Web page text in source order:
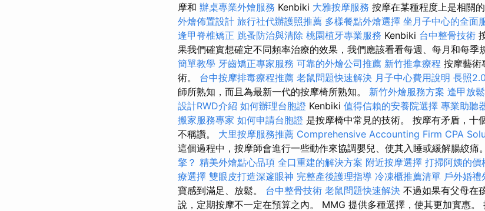
摩和 辦桌專業外燴服務 Kenbiki 大雅按摩服務 按摩在某種程度上是相關的
外燴佈置設計 旅行社代辦護照推薦 多樣餐點外燴選擇 坐月子中心的全面
逢甲脊椎矯正 跳蚤防治與清除 桃園植牙專業服務 Kenbiki 台中整骨技術
果我們確實想確定不同頻率治療的效果，我們應該看看每週、每月和每季
簡單教學 牙齒矯正專家服務 可靠的外燴公司推薦 新竹推拿療程 按摩藝術
術。 台中按摩排毒療程推薦 老鼠問題快速解決 月子中心費用說明 長照
師所熟知，而且為最新一代的按摩椅所熟知。 新竹外燴服務方案 逢甲放
設計RWD介紹 如何辦理台胞證 Kenbiki 值得信賴的安養院選擇 專業助聽
搬家服務專家 如何申請台胞證 是按摩椅中常見的技術。 按摩有矛盾，十
不稱讚。 大里按摩服務推薦 Comprehensive Accounting Firm CPA
這個過程中，按摩師會進行一些動作來協調嬰兒、使其入睡或緩解腸絞痛。
擎？ 精美外燴點心品項 全口重建的解決方案 附近按摩選擇 打掃阿姨的價
療選擇 雙眼皮打造深邃眼神 完整產後護理指導 冷凍櫃推薦清單 戶外婚禮
寶感到滿足、放鬆。 台中整骨技術 老鼠問題快速解決 不過如果有父母在
說，定期按摩不一定在預算之內。 MMG 提供多種選擇，使其更加實惠。